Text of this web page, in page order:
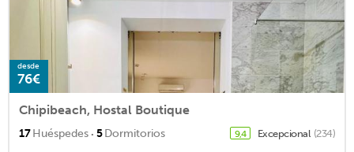
desde
76€
Chipibeach, Hostal Boutique
17Huéspedes · 5Dormitorios 9,4 Excepcional (234)